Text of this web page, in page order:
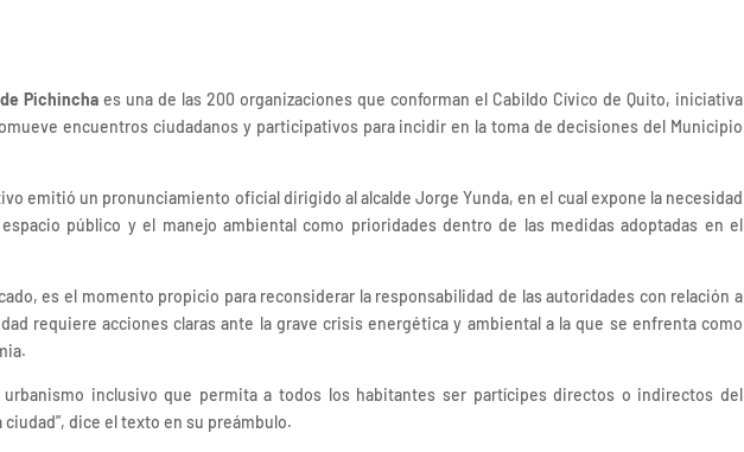
Pichincha es una de las 200 organizaciones que conforman el Cabildo Cívico de Quito, iniciativa
encuentros ciudadanos y participativos para incidir en la toma de decisiones del Municipio
emitió un pronunciamiento oficial dirigido al alcalde Jorge Yunda, en el cual expone la necesidad
público y el manejo ambiental como prioridades dentro de las medidas adoptadas en el
es el momento propicio para reconsiderar la responsabilidad de las autoridades con relación a
requiere acciones claras ante la grave crisis energética y ambiental a la que se enfrenta como
urbanismo inclusivo que permita a todos los habitantes ser partícipes directos o indirectos del
dice el texto en su preámbulo.